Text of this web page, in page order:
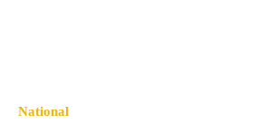
National